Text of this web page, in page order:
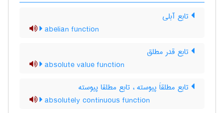
تابع آبلی
abelian function
تابع قدر مطلق
absolute value function
تابع مطلقاَ پیوسته ، تابع مطلقا پیوسته
absolutely continuous function